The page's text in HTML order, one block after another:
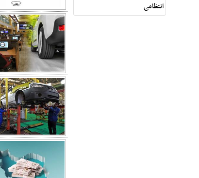
انتظامی